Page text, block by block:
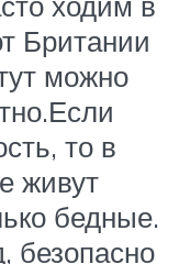
Британии
можно
то в
живут
бедные.
безопасно